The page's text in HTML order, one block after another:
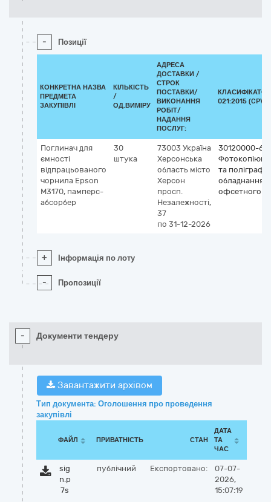
- Позиції
КОНКРЕТНА НАЗВА
ПРЕДМЕТА
ЗАКУПІВЛІ
КІЛЬКІСТЬ
/
ОД.ВИМІРУ
АДРЕСА
ДОСТАВКИ /
СТРОК
ПОСТАВКИ/
ВИКОНАННЯ
РОБІТ/
НАДАННЯ
ПОСЛУГ:
021:2015 (CPV)
Поглинач для
ємності
відпрацьованого
чорнила Epson
M3170, памперс-
абсорбер
30
штука
73003 Україна
Херсонська
область місто
Херсон
просп.
Незалежності,
37
по 31-12-2026
30120000-6
та
обладнання
офсетного
+ Інформація по лоту
- Пропозиції
- Документи тендеру
Завантажити архівом
Тип документа: Оголошення про проведення
закупівлі
ФАЙЛ ПРИВАТНІСТЬ СТАН
ДАТА
ТА
ЧАС
sig
n.p
7s
публічний Експортовано:
07-07-
2026,
15:07:19